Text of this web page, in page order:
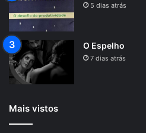
5 dias atrás
O Espelho
7 dias atrás
Mais vistos